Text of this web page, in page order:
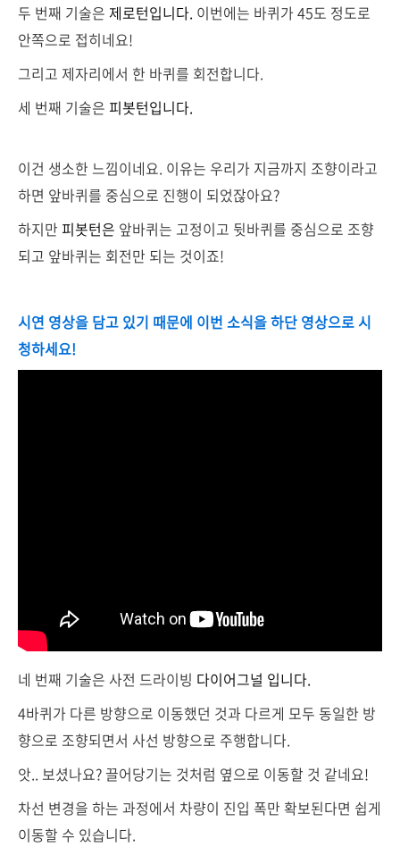
두 번째 기술은 제로턴입니다. 이번에는 바퀴가 45도 정도로
안쪽으로 접히네요!
그리고 제자리에서 한 바퀴를 회전합니다.
세 번째 기술은 피봇턴입니다.
이건 생소한 느낌이네요. 이유는 우리가 지금까지 조향이라고
하면 앞바퀴를 중심으로 진행이 되었잖아요?
​하지만 피봇턴은 앞바퀴는 고정이고 뒷바퀴를 중심으로 조향
되고 앞바퀴는 회전만 되는 것이죠!
시연 영상을 담고 있기 때문에 이번 소식을 하단 영상으로 시
청하세요!
네 번째 기술은 사전 드라이빙 다이어그널 입니다.
4바퀴가 다른 방향으로 이동했던 것과 다르게 모두 동일한 방
향으로 조향되면서 사선 방향으로 주행합니다.
앗.. 보셨나요? 끌어당기는 것처럼 옆으로 이동할 것 같네요!
차선 변경을 하는 과정에서 차량이 진입 폭만 확보된다면 쉽게
이동할 수 있습니다.